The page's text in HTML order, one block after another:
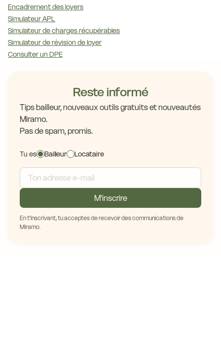
Encadrement des loyers
Simulateur APL
Simulateur de charges récupérables
Simulateur de révision de loyer
Consulter un DPE
Reste informé
Tips bailleur, nouveaux outils gratuits et nouveautés
Miramo.
Pas de spam, promis.
Tu es Bailleur Locataire
M'inscrire
En t'inscrivant, tu acceptes de recevoir des communications de
Miramo.